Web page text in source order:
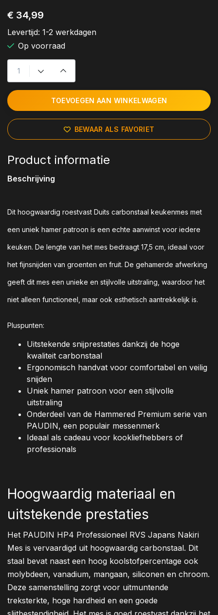
€ 34,99
Levertijd: 1-2 werkdagen
Op voorraad
TOEVOEGEN AAN WINKELWAGEN
BEWAAR ALS FAVORIET
Product informatie
Beschrijving
Dit hoogwaardig roestvast Duits carbonstaal keukenmes met
een uniek hamer patroon is een echte aanwinst voor iedere
keuken. De lengte van het mes bedraagt 17,5 cm, ideaal voor
het fijnsnijden van groenten en fruit. De gehamerde afwerking
geeft dit mes een unieke en stijlvolle uitstraling, waardoor het
niet alleen functioneel, maar ook esthetisch aantrekkelijk is.
Pluspunten:
Uitstekende snijprestaties dankzij de hoge
kwaliteit carbonstaal
Ergonomisch handvat voor comfortabel en veilig
snijden
Uniek hamer patroon voor een stijlvolle
uitstraling
Onderdeel van de Hammered Premium serie van
PAUDIN, een populair messenmerk
Ideaal als cadeau voor kookliefhebbers of
professionals
Hoogwaardig materiaal en
uitstekende prestaties
Het PAUDIN HP4 Professioneel RVS Japans Nakiri
Mes is vervaardigd uit hoogwaardig carbonstaal. Dit
staal bevat naast een hoog koolstofpercentage ook
molybdeen, vanadium, mangaan, siliconen en chroom.
Deze samenstelling zorgt voor uitmuntende
treksterkte, hoge hardheid en een goede